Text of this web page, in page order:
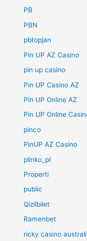
PB
PBN
pbtopjan
Pin UP AZ Casino
pin up casino
Pin UP Casino AZ
Pin UP Online AZ
Pin UP Online
pinco
PinUP AZ Casino
plinko_pl
Properti
public
Qizilbilet
Ramenbet
ricky casino